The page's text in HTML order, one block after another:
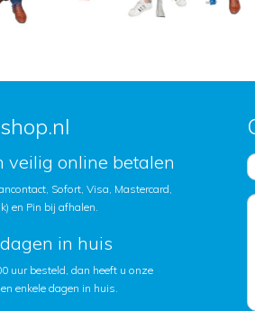
veilig online betalen
Sofort, Visa, Mastercard,
en Pin bij afhalen.
in huis
uur besteld, dan heeft u onze
enkele dagen in huis.